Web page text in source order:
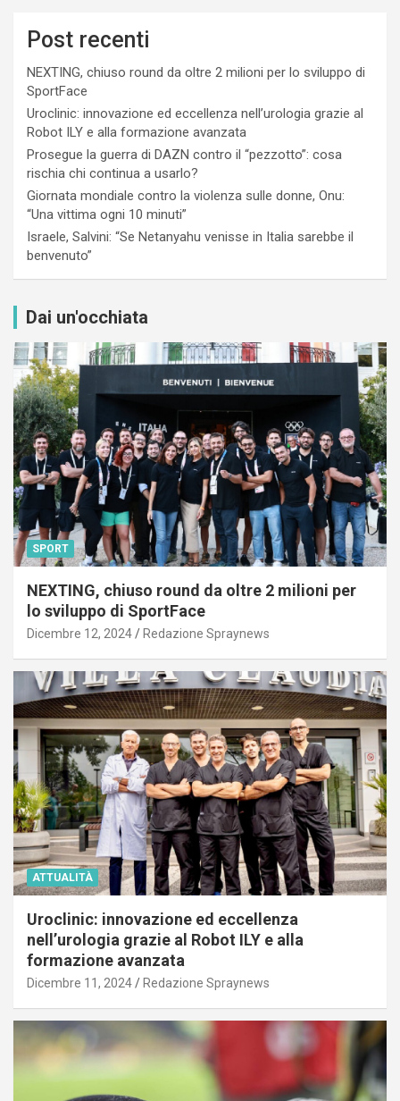
Post recenti
NEXTING, chiuso round da oltre 2 milioni per lo sviluppo di
SportFace
Uroclinic: innovazione ed eccellenza nell’urologia grazie al
Robot ILY e alla formazione avanzata
Prosegue la guerra di DAZN contro il “pezzotto”: cosa
rischia chi continua a usarlo?
Giornata mondiale contro la violenza sulle donne, Onu:
“Una vittima ogni 10 minuti”
Israele, Salvini: “Se Netanyahu venisse in Italia sarebbe il
benvenuto”
Dai un'occhiata
SPORT
NEXTING, chiuso round da oltre 2 milioni per
lo sviluppo di SportFace
Dicembre 12, 2024 Redazione Spraynews
ATTUALITÀ
Uroclinic: innovazione ed eccellenza
nell’urologia grazie al Robot ILY e alla
formazione avanzata
Dicembre 11, 2024 Redazione Spraynews